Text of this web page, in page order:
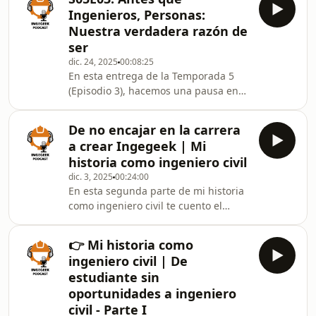
Si eres de la &quot;vieja
escuela&quot;, sabes que tengo una
relación de amor/odio con la
manzana, pero este año he tomado
una decisión radical.En este episodio,
Ian Guevara (Ingeeek) te cuenta:🍎 La
Verdad Incómoda: ¿Por qué los
ingenieros sufrimos tanto con
Ingenieros, Personas:
Nuestra verdadera razón de
ser
dic. 24, 2025 00:08:25
En esta entrega de la Temporada 5
(Episodio 3), hacemos una pausa en
importantes de nuestra carrera:
nuestros valores.Hoy, en un ambiente
más íntimo y personal, quiero charlar
contigo sobre:👷‍♂️ La delgada línea
entre ser un profesional exitoso y ser
una buena persona.🧠 ¿Cuál es
nuestra verdadera &quot;razón de
ser&quot; más allá
De no encajar en la carrera
a crear Ingegeek | Mi
historia como ingeniero civil
dic. 3, 2025 00:24:00
En esta segunda parte de mi historia
como ingeniero civil te cuento el
encajar en la carrera, de terminar la
universidad sin claridad, a encontrar
mi propósito gracias a Ingegeek, mi
marca personal y mi espacio para
crear contenido de ingeniería.📌
👉 Mi historia como
ingeniero civil | De
estudiante sin
oportunidades a ingeniero
civil - Parte I